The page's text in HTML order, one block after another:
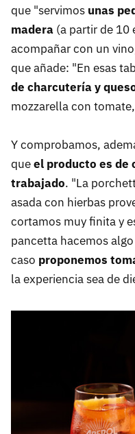
que "servimos unas
madera (a partir de 10
acompañar con un
que añade: "En esas
de charcutería y
mozzarella con
Y comprobamos,
queel producto es de
trabajado. "La
asada con hierbas
cortamos muy finita y
pancetta hacemos
caso proponemos
la experiencia sea de